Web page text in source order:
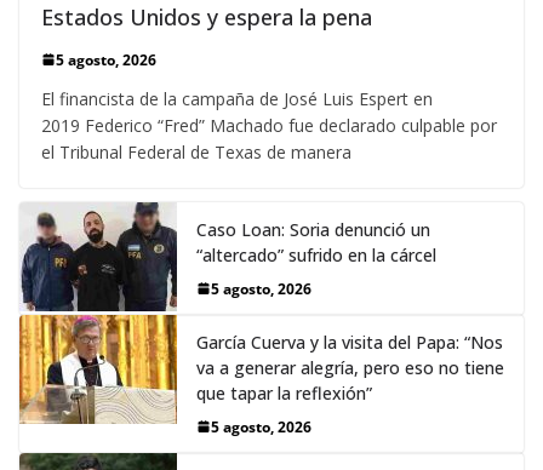
Estados Unidos y espera la pena
5 agosto, 2026
El financista de la campaña de José Luis Espert en
2019 Federico “Fred” Machado fue declarado culpable por
el Tribunal Federal de Texas de manera
Caso Loan: Soria denunció un
“altercado” sufrido en la cárcel
5 agosto, 2026
García Cuerva y la visita del Papa: “Nos
va a generar alegría, pero eso no tiene
que tapar la reflexión”
5 agosto, 2026